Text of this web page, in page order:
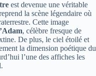
est devenue une véritable
la scène légendaire où
Cette image
, célèbre fresque de
De plus, le ciel étoilé et
la dimension poétique du
l’une des affiches les